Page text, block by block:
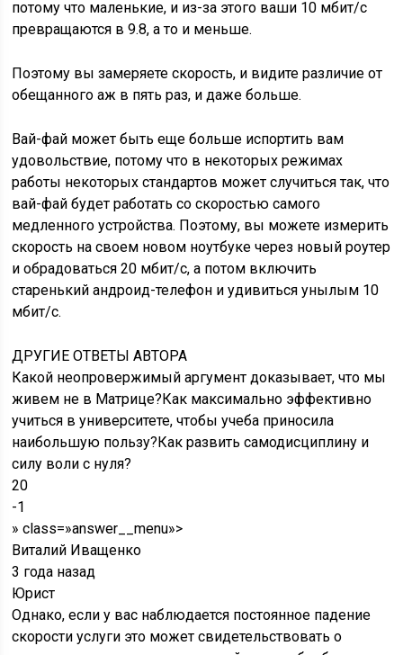
Вай-фай может быть еще больше испортить вам
удовольствие, потому что в некоторых режимах
вай-фай будет работать со скоростью самого
медленного устройства. Поэтому, вы можете измерить
и обрадоваться 20 мбит/c, а потом включить
старенький андроид-телефон и удивиться унылым 10
мбит/с.
ДРУГИЕ ОТВЕТЫ АВТОРА
Какой неопровержимый аргумент доказывает, что мы
живем не в Матрице?Как максимально эффективно
учиться в университете, чтобы учеба приносила
наибольшую пользу?Как развить самодисциплину и
20
-1
» class=»answer__menu»>
Виталий Иващенко
3 года назад
Юрист
Однако, если у вас наблюдается постоянное падение
скорости услуги это может свидетельствовать о
существенном росте доли провайдера в абонбазе
вашего дома (найдите ящик с оборудованием и
посчитайте абон линки, которые с него
выходят(некоторые, конечно, не активны, но
представление у Вас будет), или о неустраненной
поломке при переводе с дуплексной схемы передачи